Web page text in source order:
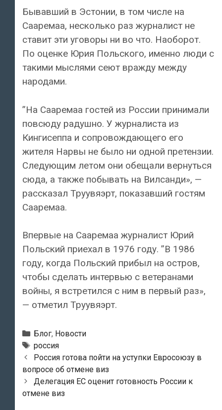
Бывавший в Эстонии, в том числе на
Сааремаа, несколько раз журналист не
ставит эти уговоры ни во что. Наоборот.
По оценке Юрия Польского, именно люди с
такими мыслями сеют вражду между
народами.
”На Сааремаа гостей из России принимали
повсюду радушно. У журналиста из
Кингисеппа и сопровождающего его
жителя Нарвы не было ни одной претензии.
Следующим летом они обещали вернуться
сюда, а также побывать на Вилсанди», —
рассказал Труувяэрт, показавший гостям
Сааремаа.
Впервые на Сааремаа журналист Юрий
Польский приехал в 1976 году. ”В 1986
году, когда Польский прибыл на остров,
чтобы сделать интервью с ветеранами
войны, я встретился с ним в первый раз»,
— отметил Труувяэрт.
Рубрики
Блог, Новости
Метки
россия
Навигация
по
записям
Россия готова пойти на уступки Евросоюзу в
вопросе об отмене виз
Делегация ЕС оценит готовность России к
отмене виз